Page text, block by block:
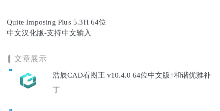
Quite Imposing Plus 5.3H 64位
中文汉化版-支持中文输入
文章展示
浩辰CAD看图王 v10.4.0 64位中文版+和谐优雅补
丁